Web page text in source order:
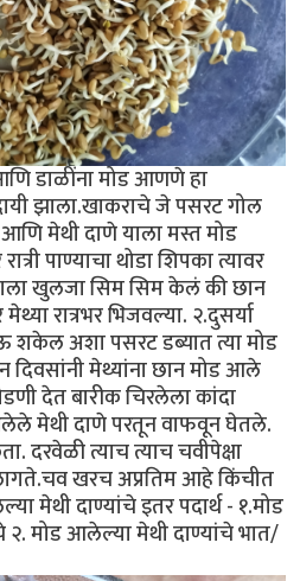
डाळींना मोड आणणे हा
झाला.खाकराचे जे पसरट गोल
मेथी दाणे याला मस्त मोड
पाण्याचा थोडा शिपका त्यावर
खुलजा सिम सिम केलं की छान
रात्रभर भिजवल्या. २.दुसर्या
शकेल अशा पसरट डब्यात त्या मोड
मेथ्यांना छान मोड आले
देत बारीक चिरलेला कांदा
मेथी दाणे परतून वाफवून घेतले.
दरवेळी त्याच त्याच चवीपेक्षा
खरच अप्रतिम आहे किंचीत
मेथी दाण्यांचे इतर पदार्थ - १.मोड
मोड आलेल्या मेथी दाण्यांचे भात/